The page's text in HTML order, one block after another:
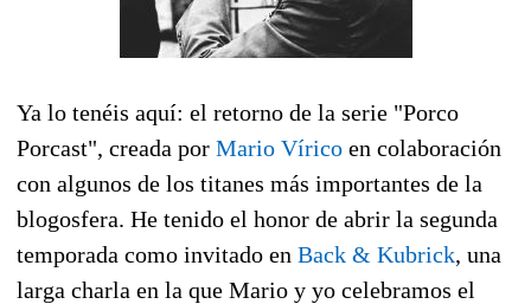
Ya lo tenéis aquí: el retorno de la serie "Porco
Porcast", creada por Mario Vírico en colaboración
con algunos de los titanes más importantes de la
blogosfera. He tenido el honor de abrir la segunda
temporada como invitado en Back & Kubrick, una
larga charla en la que Mario y yo celebramos el